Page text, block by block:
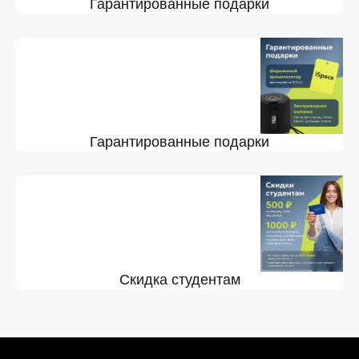
Гарантированные подарки
Гарантированные подарки
Скидка студентам